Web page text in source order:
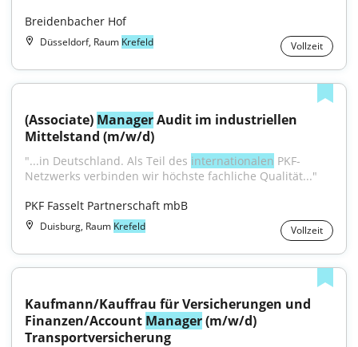
Breidenbacher Hof
Düsseldorf, Raum Krefeld Vollzeit
(Associate) Manager Audit im industriellen
Mittelstand (m/w/d)
"...in Deutschland. Als Teil des internationalen PKF-
Netzwerks verbinden wir höchste fachliche Qualität..."
PKF Fasselt Partnerschaft mbB
Duisburg, Raum Krefeld Vollzeit
Kaufmann/Kauffrau für Versicherungen und
Finanzen/Account Manager (m/w/d)
Transportversicherung